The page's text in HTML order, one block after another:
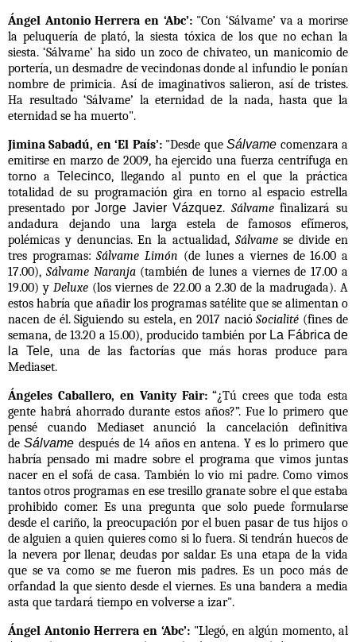
Ángel Antonio Herrera en ‘Abc’:"Con ‘Sálvame’ va a morirse
la peluquería de plató, la siesta tóxica de los que no echan la
siesta. ‘Sálvame’ ha sido un zoco de chivateo, un manicomio de
portería, un desmadre de vecindonas donde al infundio le ponían
nombre de primicia. Así de imaginativos salieron, así de tristes.
Ha resultado ‘Sálvame’ la eternidad de la nada, hasta que la
eternidad se ha muerto".
Jimina Sabadú, en ‘El País’:"Desde queSálvame comenzara a
emitirse en marzo de 2009, ha ejercido una fuerza centrífuga en
torno aTelecinco, llegando al punto en el que la práctica
totalidad de su programación gira en torno al espacio estrella
presentado porJorge Javier Vázquez. Sálvamefinalizará su
andadura dejando una larga estela de famosos efímeros,
polémicas y denuncias. En la actualidad, Sálvamese divide en
tres programas:Sálvame Limón (de lunes a viernes de 16.00 a
17.00), Sálvame Naranja(también de lunes a viernes de 17.00 a
19.00) yDeluxe (los viernes de 22.00 a 2.30 de la madrugada). A
estos habría que añadir los programas satélite que se alimentan o
nacen de él. Siguiendo su estela, en 2017 nacióSocialité (fines de
semana, de 13.20 a 15.00), producido también por La Fábrica de
la Tele, una de las factorías que más horas produce para
Mediaset.
Ángeles Caballero, en Vanity Fair: “¿Tú crees que toda esta
gente habrá ahorrado durante estos años?”. Fue lo primero que
pensé cuando Mediaset anunció la cancelación definitiva
deSálvame después de 14 años en antena. Y es lo primero que
habría pensado mi madre sobre el programa que vimos juntas
nacer en el sofá de casa. También lo vio mi padre. Como vimos
tantos otros programas en ese tresillo granate sobre el que estaba
prohibido comer. Es una pregunta que solo puede formularse
desde el cariño, la preocupación por el buen pasar de tus hijos o
de alguien a quien quieres como si lo fuera. Si tendrán huecos de
la nevera por llenar, deudas por saldar. Es una etapa de la vida
que se va como se me fueron mis padres. Es un poco más de
orfandad la que siento desde el viernes. Es una bandera a media
asta que tardará tiempo en volverse a izar".
Ángel Antonio Herrera en ‘Abc’: "Llegó, en algún momento, al